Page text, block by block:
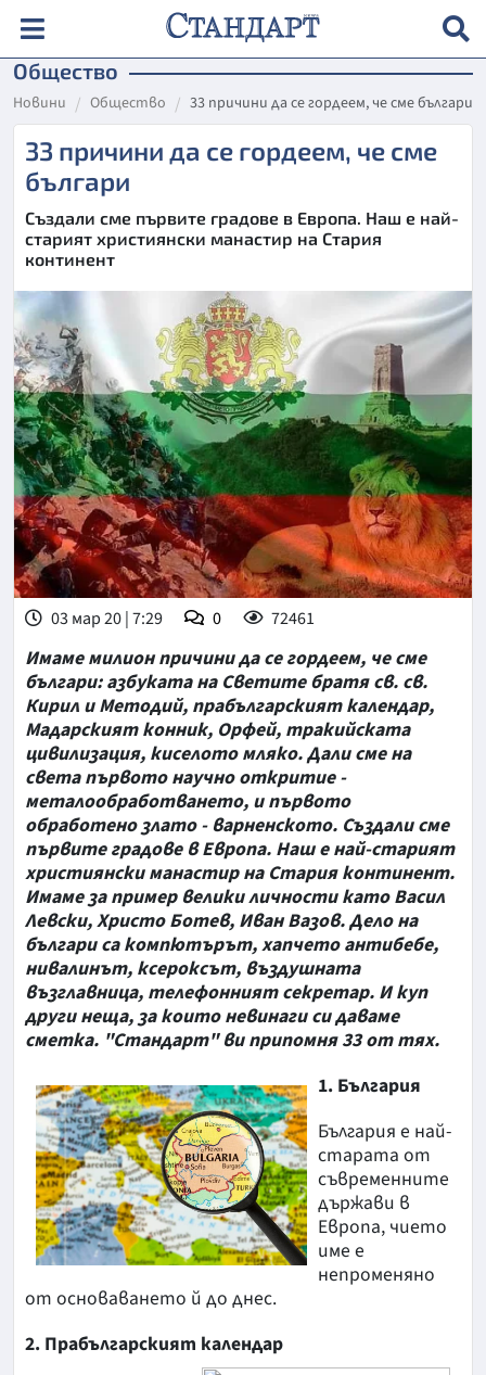
Общество
Новини Общество 33 причини да се гордеем, че сме българи
33 причини да се гордеем, че сме
българи
Създали сме първите градове в Европа. Наш е най-
старият християнски манастир на Стария
континент
03 мар 20 | 7:29 0 72461
Имаме милион причини да се гордеем, че сме
българи: азбуката на Светите братя св. св.
Кирил и Методий, прабългарският календар,
Мадарският конник, Орфей, тракийската
цивилизация, киселото мляко. Дали сме на
света първото научно откритие -
металообработването, и първото
обработено злато - варненското. Създали сме
първите градове в Европа. Наш е най-старият
християнски манастир на Стария континент.
Имаме за пример велики личности като Васил
Левски, Христо Ботев, Иван Вазов. Дело на
българи са компютърът, хапчето антибебе,
нивалинът, ксероксът, въздушната
възглавница, телефонният секретар. И куп
други неща, за които невинаги си даваме
сметка. "Стандарт" ви припомня 33 от тях.
1. България
България е най-
старата от
съвременните
държави в
Европа, чието
име е
непроменяно
от основаването й до днес.
2. Прабългарският календар